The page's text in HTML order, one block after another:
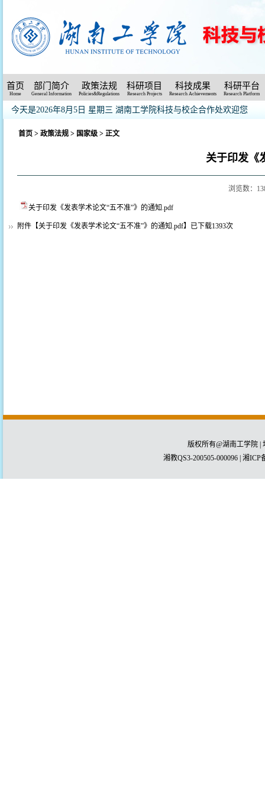
首页
Home
部门简介
General Information
政策法规
Policies&Regulations
科研项目
Research Projects
科技成果
Research Achievements
科研平台
Research Platform
今天是2026年8月5日 星期三 湖南工学院科技与校企合作处欢迎您
首页 > 政策法规 > 国家级 > 正文
关于印发《
浏览数：
关于印发《发表学术论文“五不准”》的通知.pdf
附件【关于印发《发表学术论文“五不准”》的通知.pdf】已下载1393次
版权所有@湖南工学院 |
湘教QS3-200505-000096 | 湘